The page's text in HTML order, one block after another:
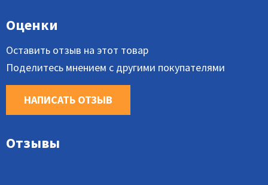
Отзывы
Оценки
Оставить отзыв на этот товар
Поделитесь мнением с другими покупателями
НАПИСАТЬ ОТЗЫВ